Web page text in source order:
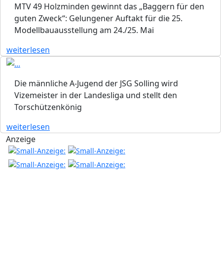
MTV 49 Holzminden gewinnt das „Baggern für den
guten Zweck“: Gelungener Auftakt für die 25.
Modellbauausstellung am 24./25. Mai
weiterlesen
Die männliche A-Jugend der JSG Solling wird
Vizemeister in der Landesliga und stellt den
Torschützenkönig
weiterlesen
Anzeige